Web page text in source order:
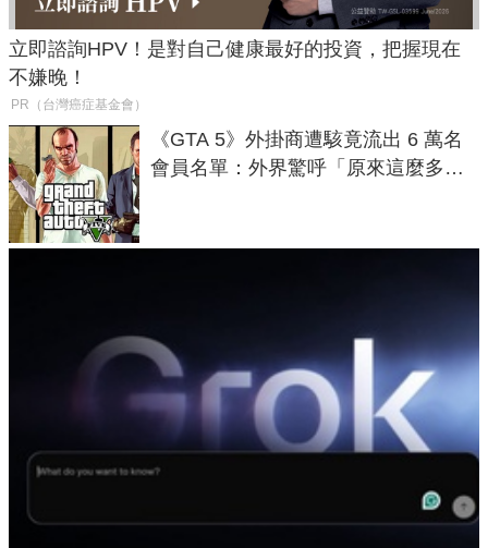
立即諮詢HPV！是對自己健康最好的投資，把握現在
不嫌晚！
PR（台灣癌症基金會）
《GTA 5》外掛商遭駭竟流出 6 萬名
會員名單：外界驚呼「原來這麼多人